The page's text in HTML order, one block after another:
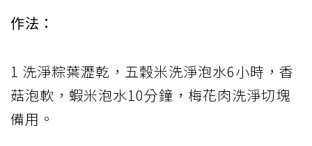
作法：
1 洗淨粽葉瀝乾，五穀米洗淨泡水6小時，香
菇泡軟，蝦米泡水10分鐘，梅花肉洗淨切塊
備用。